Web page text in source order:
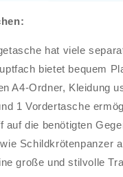
hat viele
bietet bequem
A4-Ordner, Kleidung
1 Vordertasche
auf die benötigten
Schildkrötenpanzer
große und stilvolle